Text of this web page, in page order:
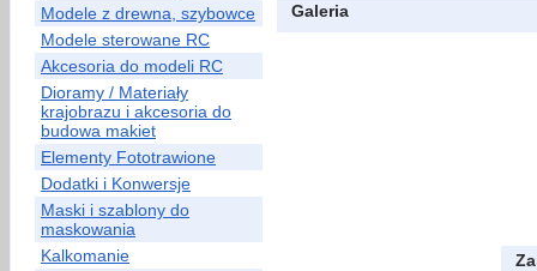
Modele z drewna, szybowce
Modele sterowane RC
Akcesoria do modeli RC
Dioramy / Materiały
krajobrazu i akcesoria do
budowa makiet
Elementy Fototrawione
Dodatki i Konwersje
Maski i szablony do
maskowania
Kalkomanie
Galeria